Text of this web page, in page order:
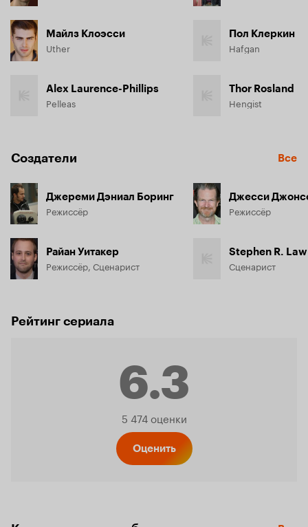
Майлз Клоэсси
Uther
Alex Laurence-Phillips
Pelleas
Пол Клеркин
Hafgan
Thor Rosland
Hengist
Создатели Все
Джереми Дэниал Боринг
Режиссёр
Райан Уитакер
Режиссёр, Сценарист
Джесси
Режиссёр
Stephen R.
Сценарист
Рейтинг сериала
6.3
Рейтинг
5 474 оценки
Оценить